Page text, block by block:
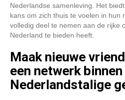
Nederlandse samenleving. Het
kans om zich thuis te voelen in hun
volledig deel te nemen aan de rijke
Nederland te bieden heeft.
Maak nieuwe
een netwerk
Nederlandstalige